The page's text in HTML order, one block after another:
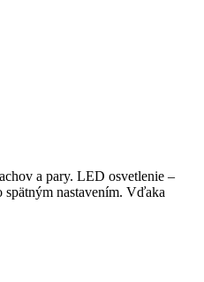
a pary. LED osvetlenie –
nastavením. Vďaka